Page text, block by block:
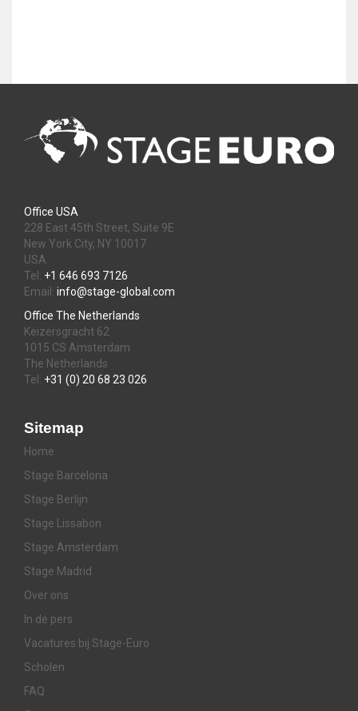
Office USA
228 East 45th Street, Suite 9E
New York City, NY 10017
USA
Tel: +1 646 693 7126
Email: info@stage-global.com
Office The Netherlands
Keizersgracht 62
1015 CS Amsterdam
The Netherlands
Tel: +31 (0) 20 68 23 026
Sitemap
Home
Stage Barcelona
Stage Berlijn
Stage Lissabon
Stage Amsterdam
Stage Madrid
Over ons
In de pers
Vacatures bij Stage-Euro
Scholen
FAQ